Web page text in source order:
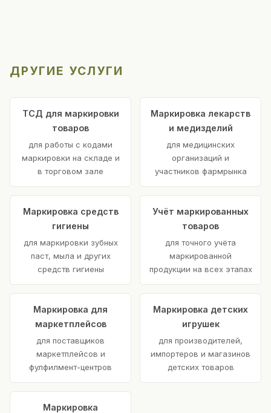
ДРУГИЕ УСЛУГИ
ТСД для маркировки
товаров
для работы с кодами
маркировки на складе и
в торговом зале
Маркировка лекарств
и медизделий
для медицинских
организаций и
участников фармрынка
Маркировка средств
гигиены
для маркировки зубных
паст, мыла и других
средств гигиены
Учёт маркированных
товаров
для точного учёта
маркированной
продукции на всех этапах
Маркировка для
маркетплейсов
для поставщиков
маркетплейсов и
фулфилмент-центров
Маркировка детских
игрушек
для производителей,
импортеров и магазинов
детских товаров
Маркировка